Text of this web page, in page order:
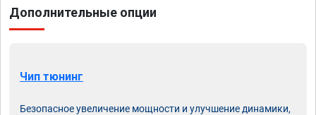
Дополнительные опции
Чип тюнинг
Безопасное увеличение мощности и улучшение динамики,